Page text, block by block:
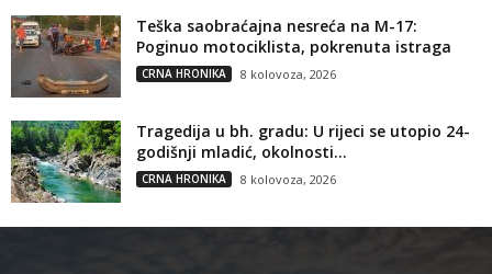
Teška saobraćajna nesreća na M-17:
Poginuo motociklista, pokrenuta istraga
CRNA HRONIKA 8 kolovoza, 2026
Tragedija u bh. gradu: U rijeci se utopio 24-
godišnji mladić, okolnosti...
CRNA HRONIKA 8 kolovoza, 2026